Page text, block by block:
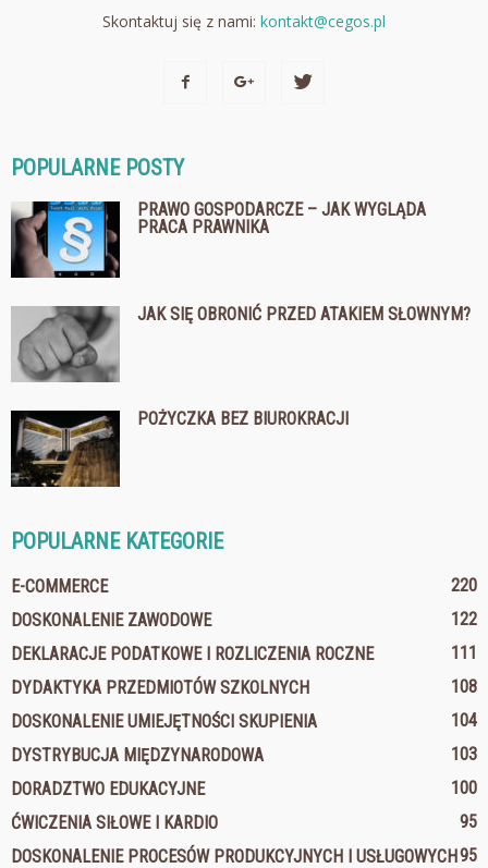
Skontaktuj się z nami: kontakt@cegos.pl
POPULARNE POSTY
PRAWO GOSPODARCZE – JAK WYGLĄDA
PRACA PRAWNIKA
JAK SIĘ OBRONIĆ PRZED ATAKIEM SŁOWNYM?
POŻYCZKA BEZ BIUROKRACJI
POPULARNE KATEGORIE
E-COMMERCE
220
DOSKONALENIE ZAWODOWE
122
DEKLARACJE PODATKOWE I ROZLICZENIA ROCZNE
111
DYDAKTYKA PRZEDMIOTÓW SZKOLNYCH
108
DOSKONALENIE UMIEJĘTNOŚCI SKUPIENIA
104
DYSTRYBUCJA MIĘDZYNARODOWA
103
DORADZTWO EDUKACYJNE
100
ĆWICZENIA SIŁOWE I KARDIO
95
DOSKONALENIE PROCESÓW PRODUKCYJNYCH I USŁUGOWYCH95